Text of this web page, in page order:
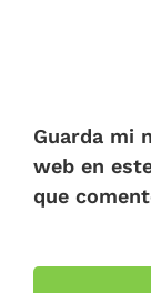
Guarda mi
web en
que